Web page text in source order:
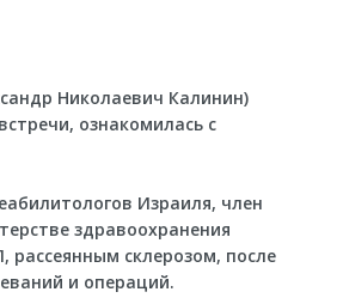
Николаевич Калинин)
ознакомилась с
Израиля, член
здравоохранения
склерозом, после
и операций.